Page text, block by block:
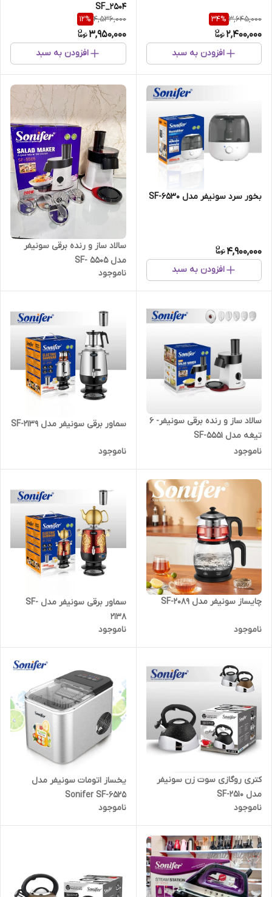
3,645,000
34%
2,400,000
افزودن به سبد
SF_2504
4,536,000
12%
3,950,000
افزودن به سبد
بخور سرد سونیفر مدل SF-6530
4,900,000
افزودن به سبد
سالاد ساز و رنده برقی سونیفر
مدل SF- 5505
ناموجود
سالاد ساز و رنده برقی سونیفر- 6
تیغه مدل SF-5551
ناموجود
سماور برقی سونیفر مدل SF-2139
ناموجود
چایساز سونیفر مدل SF-2089
ناموجود
سماور برقی سونیفر مدل SF-
2138
ناموجود
کتری روگازی سوت زن سونیفر
مدل SF-2510
ناموجود
یخساز اتومات سونیفر مدل
Sonifer SF-6525
ناموجود